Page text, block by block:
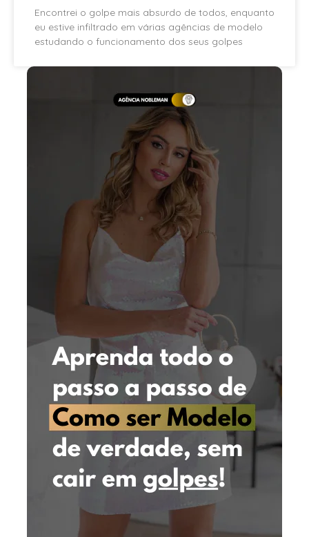
Encontrei o golpe mais absurdo de todos, enquanto
eu estive infiltrado em várias agências de modelo
estudando o funcionamento dos seus golpes